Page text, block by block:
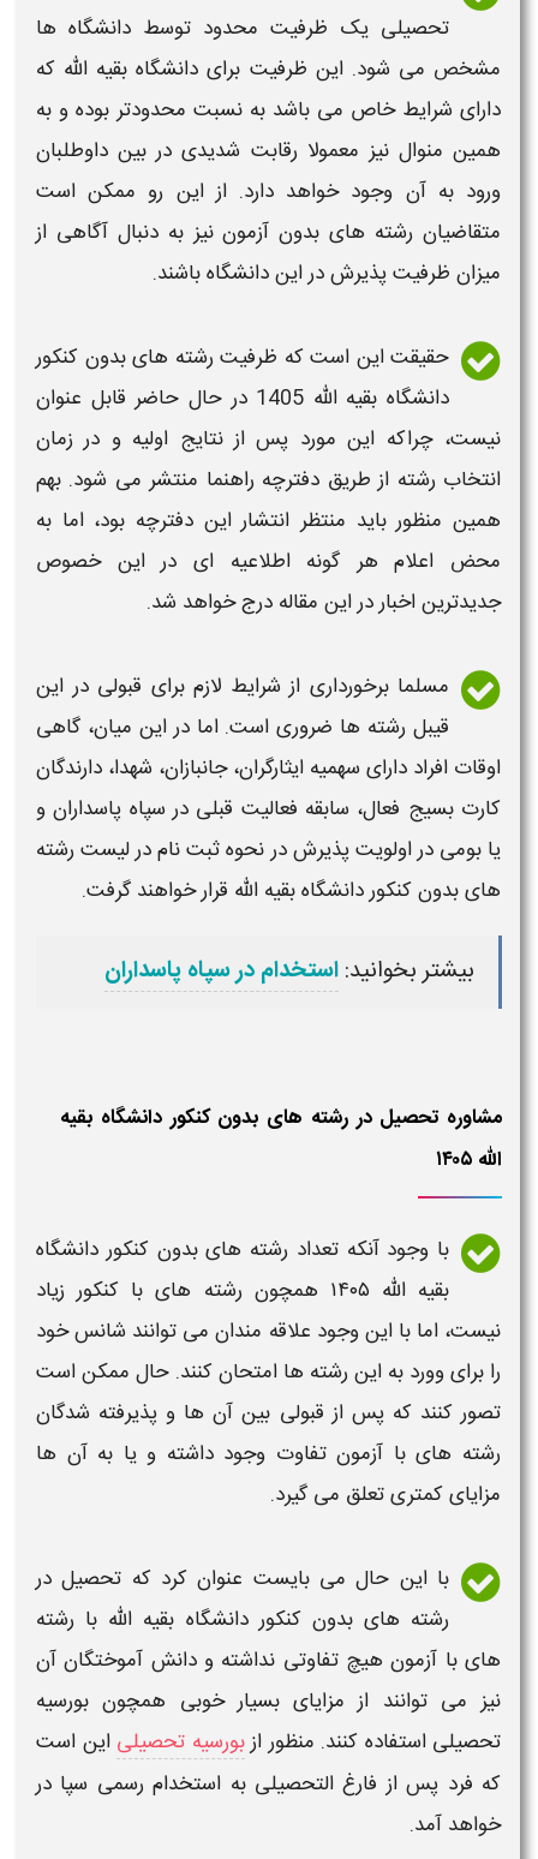
تحصیلی یک ظرفیت محدود توسط دانشگاه ها
مشخص می شود. این ظرفیت برای دانشگاه بقیه الله که
دارای شرایط خاص می باشد به نسبت محدودتر بوده و به
همین منوال نیز معمولا رقابت شدیدی در بین داوطلبان
ورود به آن وجود خواهد دارد. از این رو ممکن است
متقاضیان رشته های بدونآزمون نیز به دنبال آگاهی از
میزان ظرفیت پذیرش در ایندانشگاهباشند.
حقیقت این است که ظرفیت رشته های بدون کنکور
دانشگاه بقیه الله 1405
در حال حاضر قابل عنوان
نیست، چراکه این مورد پس از نتایج اولیه و در زمان
انتخاب رشته از طریق دفترچه راهنما منتشر می شود. بهم
همین منظور باید منتظر انتشار این دفترچه بود، اما به
محض اعلام هر گونه اطلاعیه ای در این خصوص
جدیدترین اخبار در این مقاله درج خواهد شد.
مسلما برخورداری از شرایط لازم برای قبولی در این
قیبل رشته ها ضروری است. اما در این میان، گاهی
اوقات افراد دارای سهمیه ایثارگران، جانبازان، شهدا، دارندگان
کارت بسیج فعال، سابقه فعالیت قبلی در سپاه پاسداران و
یا بومی در اولویت پذیرش در نحوه ثبت نام درلیست رشته
های بدون کنکور دانشگاه بقیه الله قرار خواهند گرفت.
بیشتر بخوانید:استخدام در سپاه پاسداران
مشاوره تحصیل در رشته های بدون کنکور دانشگاه بقیه
الله ۱۴۰۵
با وجود آنکه تعداد رشته های بدون کنکور دانشگاه
بقیه الله ۱۴۰۵
همچون رشته هایبا کنکورزیاد
نیست، اما با این وجود علاقه مندان می توانند شانس خود
را برای وورد به این رشته ها امتحان کنند. حال ممکن است
تصور کنند که پس از قبولی بین آن ها و پذیرفته شدگان
رشته هایبا آزمون تفاوت وجود داشته و یا به آن ها
مزایای کمتری تعلق می گیرد.
با این حال می بایست عنوان کرد که تحصیل در
رشته های بدون کنکور دانشگاه بقیه الله با رشته
های با آزمون هیچ تفاوتی نداشته و دانش آموختگان آن
نیز می توانند از مزایای بسیار خوبی همچون بورسیه
تحصیلی استفاده کنند. منظور ازبورسیه تحصیلی این است
که فرد پس از فارغ التحصیلی به استخدام رسمی سپا در
خواهد آمد.